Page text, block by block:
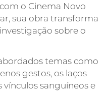
o Cinema Novo
sua obra transforma
sobre o
temas como
gestos, os laços
vínculos sanguíneos e